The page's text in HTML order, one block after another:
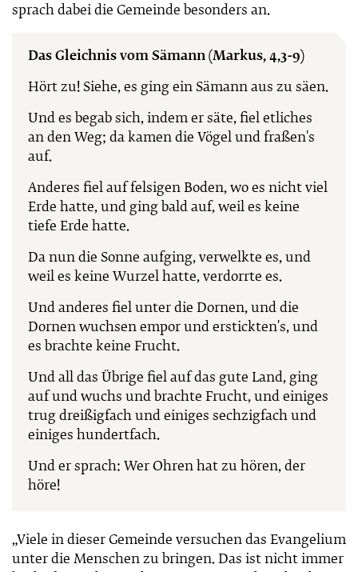
sprach dabei die Gemeinde besonders an.
Das Gleichnis vom Sämann (Markus, 4,3-9)
Hört zu! Siehe, es ging ein Sämann aus zu säen.
Und es begab sich, indem er säte, fiel etliches
an den Weg; da kamen die Vögel und fraßen's
auf.
Anderes fiel auf felsigen Boden, wo es nicht viel
Erde hatte, und ging bald auf, weil es keine
tiefe Erde hatte.
Da nun die Sonne aufging, verwelkte es, und
weil es keine Wurzel hatte, verdorrte es.
Und anderes fiel unter die Dornen, und die
Dornen wuchsen empor und erstickten's, und
es brachte keine Frucht.
Und all das Übrige fiel auf das gute Land, ging
auf und wuchs und brachte Frucht, und einiges
trug dreißigfach und einiges sechzigfach und
einiges hundertfach.
Und er sprach: Wer Ohren hat zu hören, der
höre!
„Viele in dieser Gemeinde versuchen das Evangelium
unter die Menschen zu bringen. Das ist nicht immer